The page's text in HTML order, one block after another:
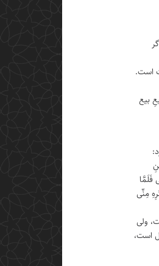
است.
بیع
فَلَمَّا
مِنِّی
ولی
است،